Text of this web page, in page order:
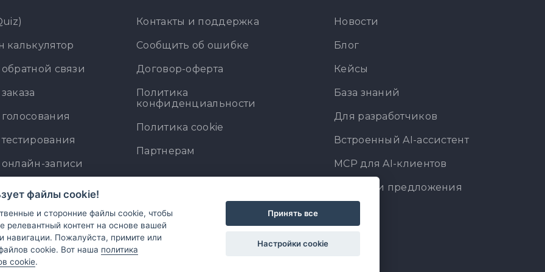
калькулятор
связи
записи
квизов
калькуляторов
Контакты и поддержка
Сообщить об ошибке
Договор-оферта
Политика
конфиденциальности
Политика cookie
Партнерам
Новости
Блог
Кейсы
База знаний
Для разработчиков
Встроенный AI-ассистент
MCP для AI-клиентов
Отзывы и предложения
файлы cookie!
и сторонние файлы cookie, чтобы
релевантный контент на основе вашей
навигации. Пожалуйста, примите или
cookie. Вот наша политика
cookie.
Принять все
Настройки cookie